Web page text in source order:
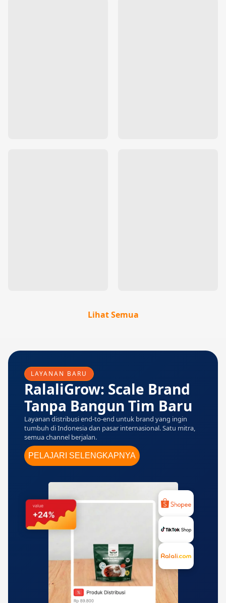
Lihat Semua
LAYANAN BARU
RalaliGrow: Scale Brand
Tanpa Bangun Tim Baru
Layanan distribusi end-to-end untuk brand yang ingin
tumbuh di Indonesia dan pasar internasional. Satu mitra,
semua channel berjalan.
PELAJARI SELENGKAPNYA